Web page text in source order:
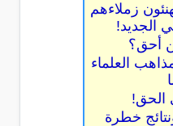
زملاءهم
الجديد!
أحق؟
العلماء
الحق!
خطرة